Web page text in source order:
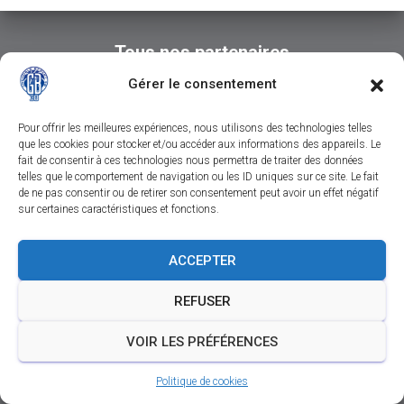
Gérer le consentement
Pour offrir les meilleures expériences, nous utilisons des technologies telles
que les cookies pour stocker et/ou accéder aux informations des appareils. Le
fait de consentir à ces technologies nous permettra de traiter des données
telles que le comportement de navigation ou les ID uniques sur ce site. Le fait
de ne pas consentir ou de retirer son consentement peut avoir un effet négatif
sur certaines caractéristiques et fonctions.
ACCEPTER
REFUSER
VOIR LES PRÉFÉRENCES
Politique de cookies
Tous nos partenaires
SUIVEZ-NOUS SUR INSTAGRAM